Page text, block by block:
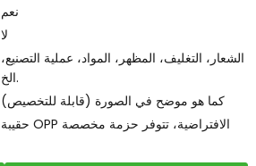
نعم
لا
الشعار، التغليف، المظهر، المواد، عملية التصنيع،
الخ.
كما هو موضح في الصورة (قابلة للتخصيص)
حقيبة OPP الافتراضية، تتوفر حزمة مخصصة